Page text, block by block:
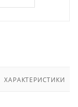
ХАРАКТЕРИСТИКИ